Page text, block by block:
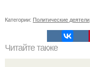
Категории: Политические деятели
Читайте также